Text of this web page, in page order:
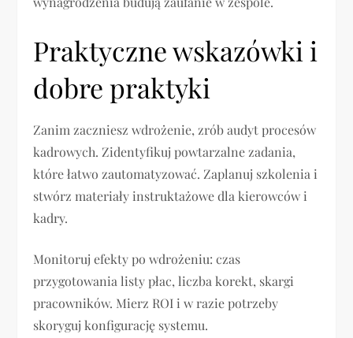
Praktyczne wskazówki i
dobre praktyki
Zanim zaczniesz wdrożenie, zrób audyt procesów
kadrowych. Zidentyfikuj powtarzalne zadania,
które łatwo zautomatyzować. Zaplanuj szkolenia i
stwórz materiały instruktażowe dla kierowców i
kadry.
Monitoruj efekty po wdrożeniu: czas
przygotowania listy płac, liczba korekt, skargi
pracowników. Mierz ROI i w razie potrzeby
skoryguj konfigurację systemu.